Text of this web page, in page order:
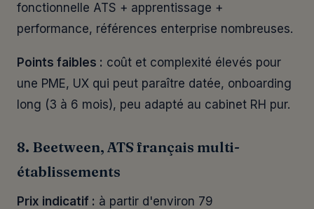
fonctionnelle ATS + apprentissage +
performance, références enterprise nombreuses.
Points faibles : coût et complexité élevés pour
une PME, UX qui peut paraître datée, onboarding
long (3 à 6 mois), peu adapté au cabinet RH pur.
8. Beetween, ATS français multi-
établissements
Prix indicatif : à partir d'environ 79